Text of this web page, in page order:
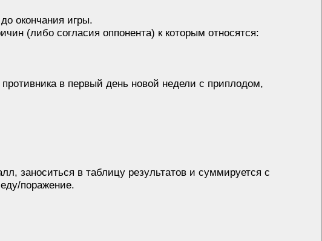
окончания игры.
(либо согласия оппонента) к которым относятся:
в первый день новой недели с приплодом,
заноситься в таблицу результатов и суммируется с
поражение.